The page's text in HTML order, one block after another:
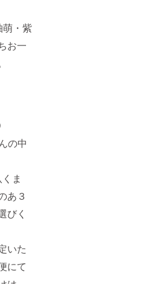
・紫
お一
の中
ま
あ３
びく
いた
にて